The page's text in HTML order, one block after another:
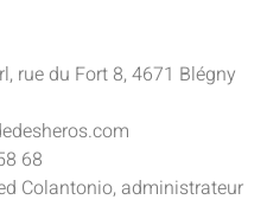
rue du Fort 8, 4671 Blégny
68
Colantonio, administrateur